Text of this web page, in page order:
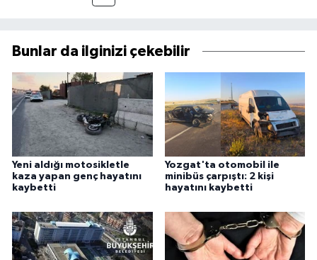
Bunlar da ilginizi çekebilir
Yeni aldığı motosikletle
kaza yapan genç hayatını
kaybetti
Yozgat'ta otomobil ile
minibüs çarpıştı: 2 kişi
hayatını kaybetti